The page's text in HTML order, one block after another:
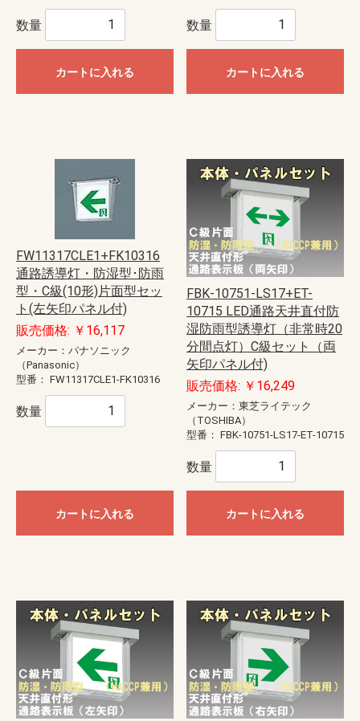
数量
カートに入れる
数量
カートに入れる
FW11317CLE1+FK10316
通路誘導灯・防湿型･防雨
型・C級(10形)片面型セッ
ト(左矢印パネル付)
販売価格: ￥16,117
メーカー：パナソニック
（Panasonic）
型番： FW11317CLE1-FK10316
数量
カートに入れる
FBK-10751-LS17+ET-
10715 LED通路天井直付防
湿防雨型誘導灯（非常時20
分間点灯）C級セット（両
矢印パネル付)
販売価格: ￥16,249
メーカー：東芝ライテック
（TOSHIBA）
型番： FBK-10751-LS17-ET-10715
数量
カートに入れる